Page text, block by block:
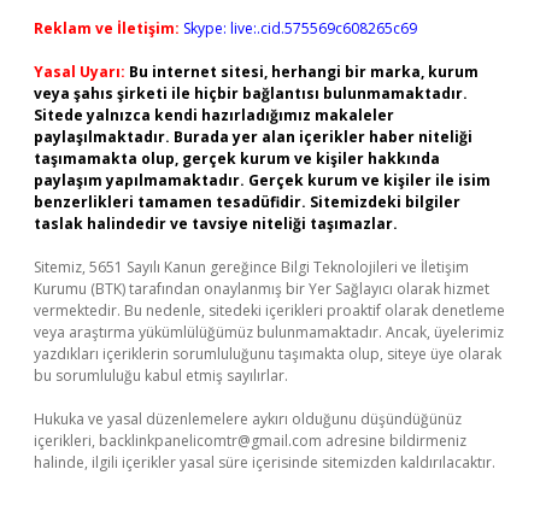
Reklam ve İletişim: Skype: live:.cid.575569c608265c69
Yasal Uyarı: Bu internet sitesi, herhangi bir marka, kurum
veya şahıs şirketi ile hiçbir bağlantısı bulunmamaktadır.
Sitede yalnızca kendi hazırladığımız makaleler
paylaşılmaktadır. Burada yer alan içerikler haber niteliği
taşımamakta olup, gerçek kurum ve kişiler hakkında
paylaşım yapılmamaktadır. Gerçek kurum ve kişiler ile isim
benzerlikleri tamamen tesadüfidir. Sitemizdeki bilgiler
taslak halindedir ve tavsiye niteliği taşımazlar.
Sitemiz, 5651 Sayılı Kanun gereğince Bilgi Teknolojileri ve İletişim
Kurumu (BTK) tarafından onaylanmış bir Yer Sağlayıcı olarak hizmet
vermektedir. Bu nedenle, sitedeki içerikleri proaktif olarak denetleme
veya araştırma yükümlülüğümüz bulunmamaktadır. Ancak, üyelerimiz
yazdıkları içeriklerin sorumluluğunu taşımakta olup, siteye üye olarak
bu sorumluluğu kabul etmiş sayılırlar.
Hukuka ve yasal düzenlemelere aykırı olduğunu düşündüğünüz
içerikleri, backlinkpanelicomtr@gmail.com adresine bildirmeniz
halinde, ilgili içerikler yasal süre içerisinde sitemizden kaldırılacaktır.